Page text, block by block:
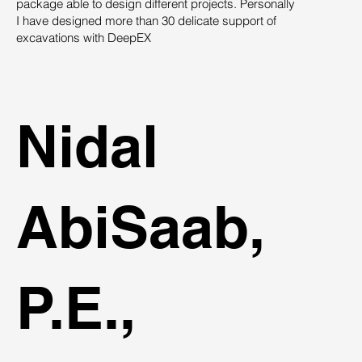
package able to design different projects. Personally
I have designed more than 30 delicate support of
excavations with DeepEX
Nidal
AbiSaab,
P.E.,